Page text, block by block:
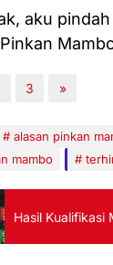
aku
3 »
alasan pinkan
mambo
Hasil Kualifikasi